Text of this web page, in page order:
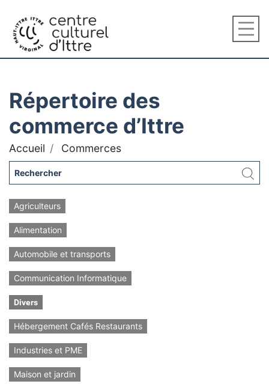
Répertoire des
commerce d’Ittre
Accueil Commerces
Agriculteurs
Alimentation
Automobile et transports
Communication Informatique
Divers
Hébergement Cafés Restaurants
Industries et PME
Maison et jardin